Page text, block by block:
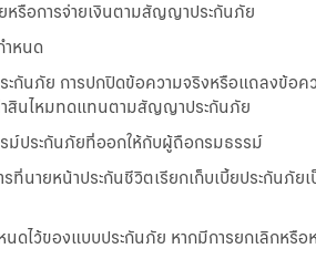
หรือการจ่ายเงินตามสัญญาประกันภัย
ำหนด
กันภัย การปกปิดข้อความจริงหรือแถลงข้อค
สินไหมทดแทนตามสัญญาประกันภัย
รม์ประกันภัยที่ออกให้กับผู้ถือกรมธรรม์
นายหน้าประกันชีวิตเรียกเก็บเบี้ยประกันภัย
นดไว้ของแบบประกันภัย หากมีการยกเลิกหรื